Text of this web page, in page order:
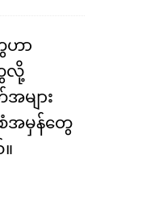
ဟာ
လို့
များ
အမှန်တွေ